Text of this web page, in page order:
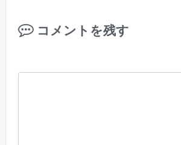
コメントを残す